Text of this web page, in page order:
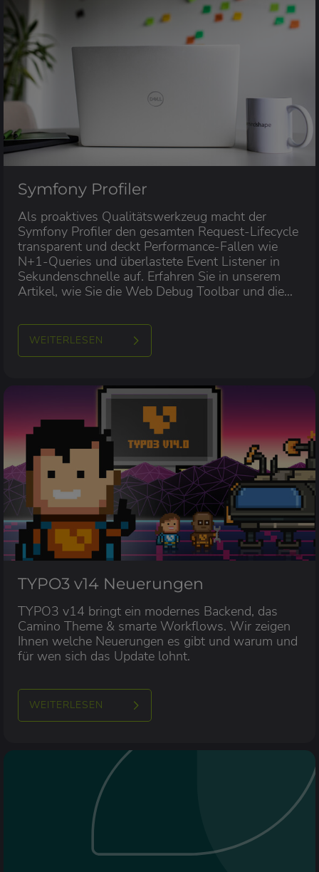
Symfony Profiler
Als proaktives Qualitätswerkzeug macht der
Symfony Profiler den gesamten Request-Lifecycle
transparent und deckt Performance-Fallen wie
N+1-Queries und überlastete Event Listener in
Sekundenschnelle auf. Erfahren Sie in unserem
Artikel, wie Sie die Web Debug Toolbar und die
nutzen, um von Beginn an saubereren und
performanteren Code zu schreiben.
WEITERLESEN
TYPO3 v14 Neuerungen
TYPO3 v14 bringt ein modernes Backend, das
Camino Theme & smarte Workflows. Wir zeigen
Ihnen welche Neuerungen es gibt und warum und
für wen sich das Update lohnt.
WEITERLESEN